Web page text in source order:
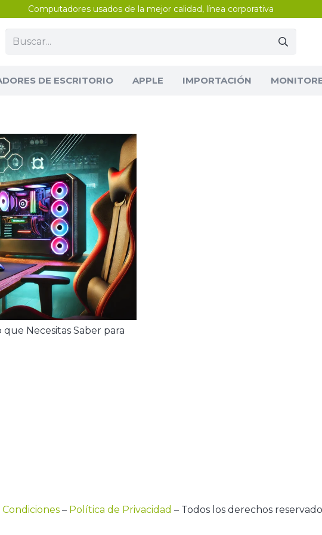
Computadores usados de la mejor calidad, línea corporativa
DE ESCRITORIO APPLE IMPORTACIÓN
Necesitas Saber para
– Política de Privacidad – Todos los derechos